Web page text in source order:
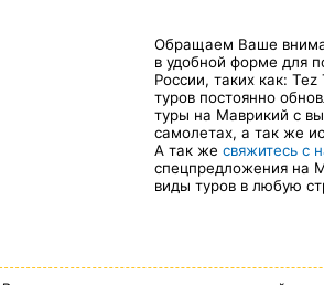
Обращаем Ваше
в удобной форме для
России, таких как:
туров постоянно
туры на Маврикий с
самолетах, а так же
А так же свяжитесь с
спецпредложения на
виды туров в любую